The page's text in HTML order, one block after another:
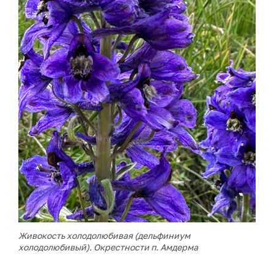
Живокость холодолюбивая (дельфиниум
холодолюбивый). Окрестности п. Амдерма